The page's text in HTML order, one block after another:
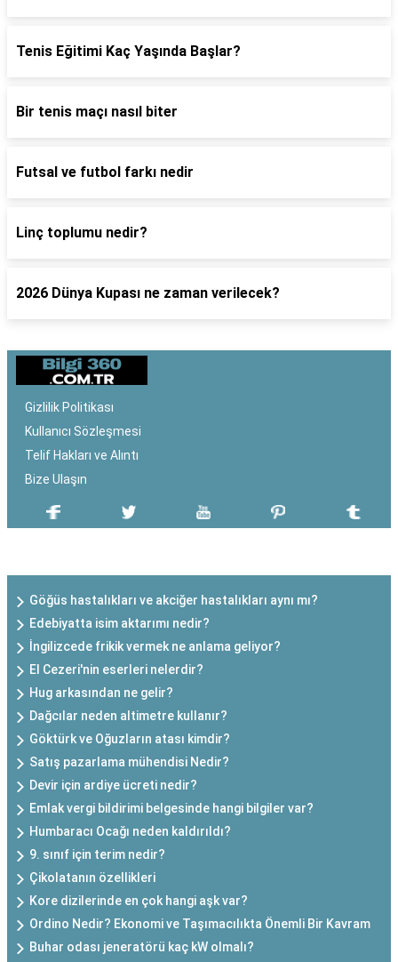
Tenis Eğitimi Kaç Yaşında Başlar?
Bir tenis maçı nasıl biter
Futsal ve futbol farkı nedir
Linç toplumu nedir?
2026 Dünya Kupası ne zaman verilecek?
Gizlilik Politikası
Kullanıcı Sözleşmesi
Telif Hakları ve Alıntı
Bize Ulaşın
Göğüs hastalıkları ve akciğer hastalıkları aynı mı?
Edebiyatta isim aktarımı nedir?
İngilizcede frikik vermek ne anlama geliyor?
El Cezeri'nin eserleri nelerdir?
Hug arkasından ne gelir?
Dağcılar neden altimetre kullanır?
Göktürk ve Oğuzların atası kimdir?
Satış pazarlama mühendisi Nedir?
Devir için ardiye ücreti nedir?
Emlak vergi bildirimi belgesinde hangi bilgiler var?
Humbaracı Ocağı neden kaldırıldı?
9. sınıf için terim nedir?
Çikolatanın özellikleri
Kore dizilerinde en çok hangi aşk var?
Ordino Nedir? Ekonomi ve Taşımacılıkta Önemli Bir Kavram
Buhar odası jeneratörü kaç kW olmalı?